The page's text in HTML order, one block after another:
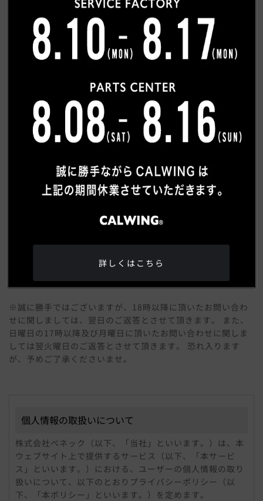
希望連絡方法 必須
電話
ご質問内容
※誠に勝手ではございますが、18時以降に頂いたお問い合わ
せに関しましては、翌日のご返答とさせて頂きます。 また、
日曜日の17時以降及び月曜日に頂いたお問い合わせに関しま
しては翌火曜日のご返答とさせて頂きます。 恐れ入ります
が、予めご了承くださいませ。
個人情報の取扱いについて
株式会社べネック（以下、「当社」といいます。）は、本
ウェブサイト上で提供するサービス（以下、「本サービ
ス」といいます。）における、ユーザーの個人情報の取り
扱いについて、以下のとおりプライバシーポリシー（以
下、「本ポリシー」といいます。）を定めます。
詳しくはこちら